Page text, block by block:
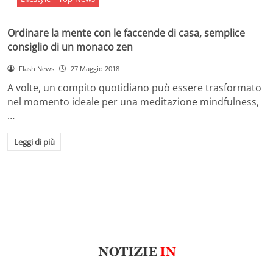
Ordinare la mente con le faccende di casa, semplice
consiglio di un monaco zen
Flash News 27 Maggio 2018
A volte, un compito quotidiano può essere trasformato
nel momento ideale per una meditazione mindfulness,
…
Leggi di più